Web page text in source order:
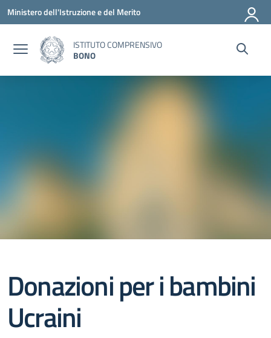
Vai ai contenuti
Vai al menu di navigazione
Vai al footer
Ministero dell'Istruzione e del Merito
ISTITUTO COMPRENSIVO
BONO
Donazioni per i bambini
Ucraini